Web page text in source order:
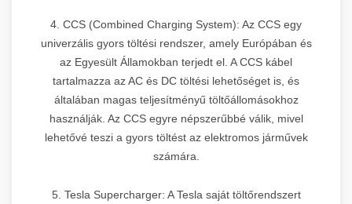
4. CCS (Combined Charging System): Az CCS egy
univerzális gyors töltési rendszer, amely Európában és
az Egyesült Államokban terjedt el. A CCS kábel
tartalmazza az AC és DC töltési lehetőséget is, és
általában magas teljesítményű töltőállomásokhoz
használják. Az CCS egyre népszerűbbé válik, mivel
lehetővé teszi a gyors töltést az elektromos járművek
számára.
5. Tesla Supercharger: A Tesla saját töltőrendszert